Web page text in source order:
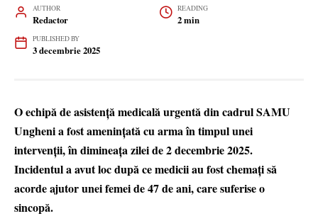
AUTHOR
Redactor
READING
2 min
PUBLISHED BY
3 decembrie 2025
O echipă de asistență medicală urgentă din cadrul SAMU
Ungheni a fost amenințată cu arma în timpul unei
intervenții, în dimineața zilei de 2 decembrie 2025.
Incidentul a avut loc după ce medicii au fost chemați să
acorde ajutor unei femei de 47 de ani, care suferise o
sincopă.